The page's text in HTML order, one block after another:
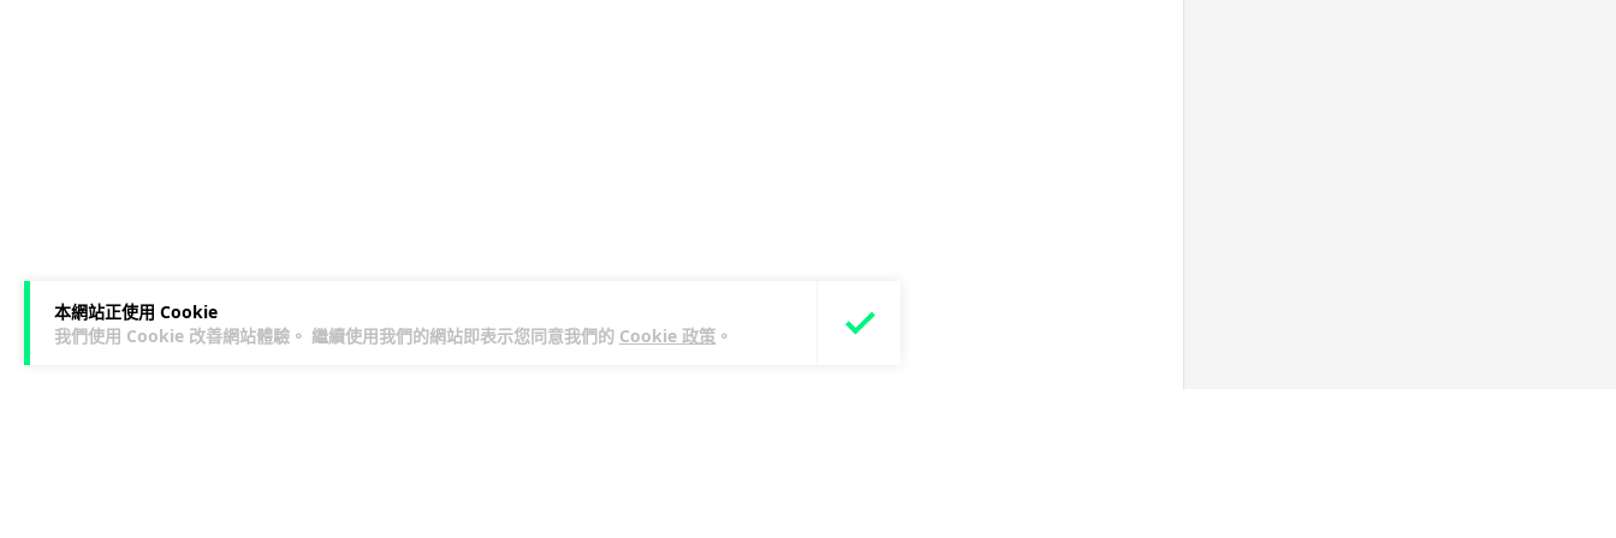
本網站正使用 Cookie
我們使用 Cookie 改善網站體驗。 繼續使用我們的網站即表示您同意我們的 Cookie 政策 。